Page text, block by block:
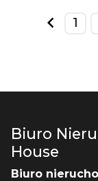
prev
1
Biuro
House
Biuro